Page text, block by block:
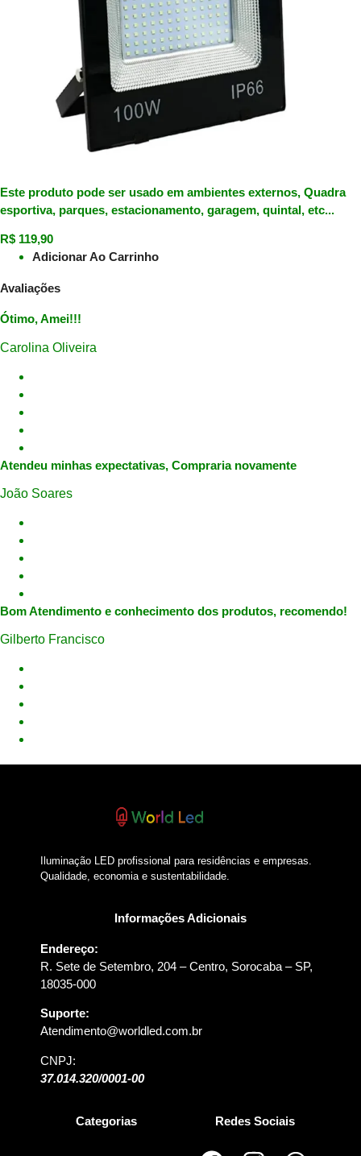
Este produto pode ser usado em ambientes externos, Quadra
esportiva, parques, estacionamento, garagem, quintal, etc...
R$ 119,90
Adicionar Ao Carrinho
Avaliações
Ótimo, Amei!!!
Carolina Oliveira
Atendeu minhas expectativas, Compraria novamente
João Soares
Bom Atendimento e conhecimento dos produtos, recomendo!
Gilberto Francisco
Iluminação LED profissional para residências e empresas.
Qualidade, economia e sustentabilidade.
Informações Adicionais
Endereço:
R. Sete de Setembro, 204 – Centro, Sorocaba – SP,
18035-000
Suporte:
Atendimento@worldled.com.br
CNPJ:
37.014.320/0001-00
Categorias Redes Sociais